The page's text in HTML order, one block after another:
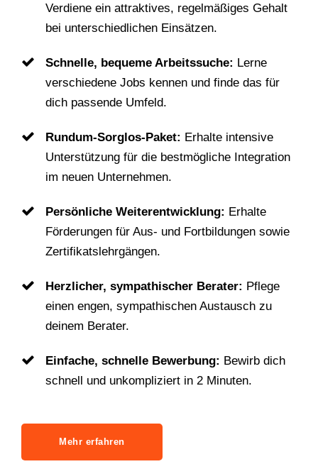
Verdiene ein attraktives, regelmäßiges Gehalt
bei unterschiedlichen Einsätzen.
Schnelle, bequeme Arbeitssuche: Lerne
verschiedene Jobs kennen und finde das für
dich passende Umfeld.
Rundum-Sorglos-Paket: Erhalte intensive
Unterstützung für die bestmögliche Integration
im neuen Unternehmen.
Persönliche Weiterentwicklung: Erhalte
Förderungen für Aus- und Fortbildungen sowie
Zertifikatslehrgängen.
Herzlicher, sympathischer Berater: Pflege
einen engen, sympathischen Austausch zu
deinem Berater.
Einfache, schnelle Bewerbung: Bewirb dich
schnell und unkompliziert in 2 Minuten.
Mehr erfahren